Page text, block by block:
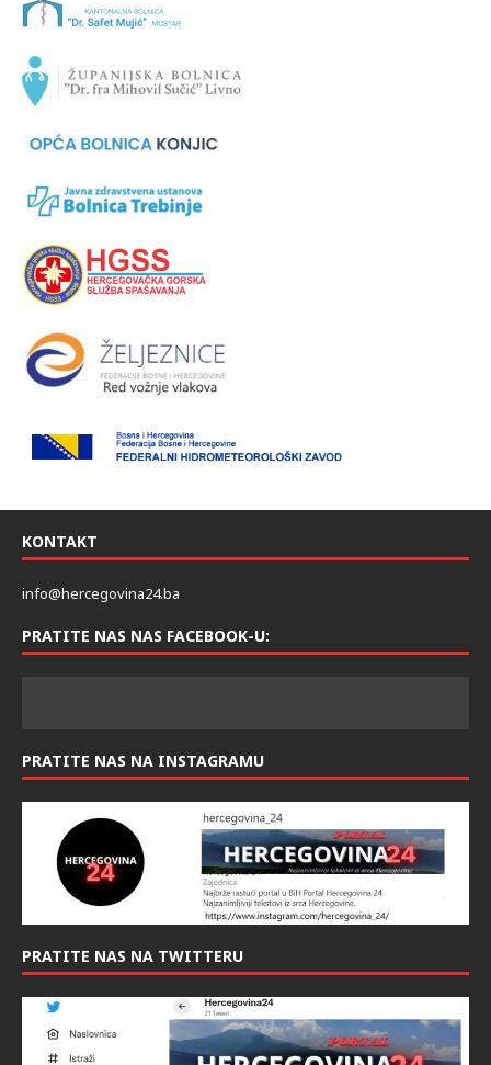
KONTAKT
info@hercegovina24.ba
PRATITE NAS NAS FACEBOOK-U:
PRATITE NAS NA INSTAGRAMU
PRATITE NAS NA TWITTERU